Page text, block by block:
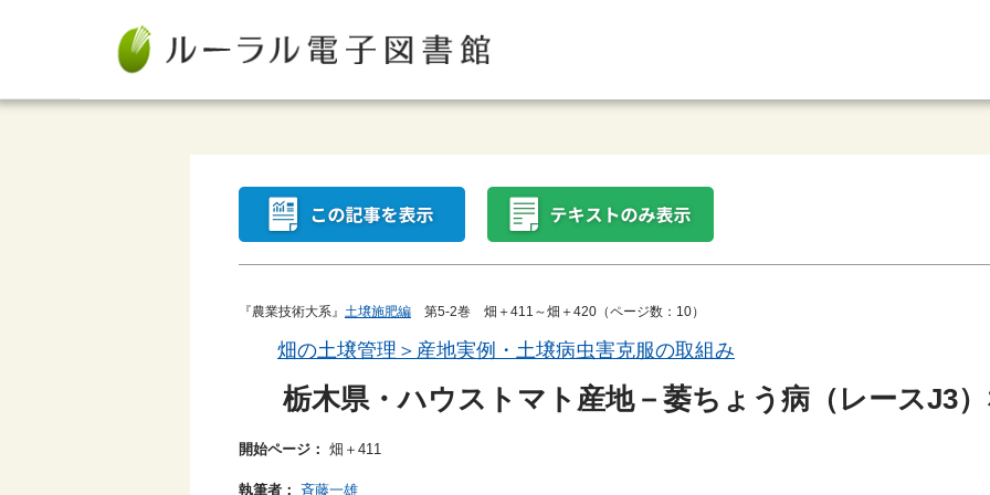
『農業技術大系』 土壌施肥編 第5-2巻 畑＋411～畑＋420（ページ数：10）
畑の土壌管理＞産地実例・土壌病虫害克服の取組み
栃木県・ハウストマト産地－萎ちょう病（レースJ3
開始ページ： 畑＋411
執筆者： 斉藤一雄